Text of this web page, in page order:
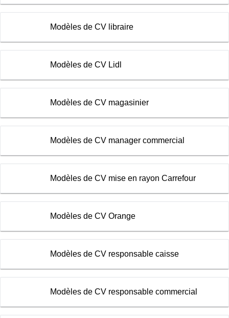
Modèles de CV libraire
Modèles de CV Lidl
Modèles de CV magasinier
Modèles de CV manager commercial
Modèles de CV mise en rayon Carrefour
Modèles de CV Orange
Modèles de CV responsable caisse
Modèles de CV responsable commercial